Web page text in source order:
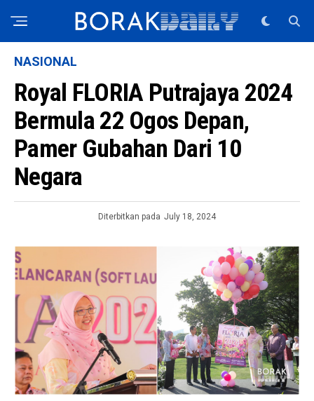
NASIONAL
Royal FLORIA Putrajaya 2024
Bermula 22 Ogos Depan,
Pamer Gubahan Dari 10
Negara
Diterbitkan pada July 18, 2024